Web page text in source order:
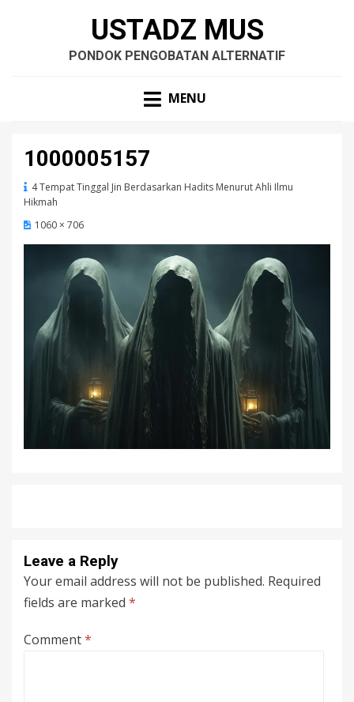
USTADZ MUS
PONDOK PENGOBATAN ALTERNATIF
MENU
1000005157
4 Tempat Tinggal Jin Berdasarkan Hadits Menurut Ahli Ilmu
Hikmah
1060 × 706
Leave a Reply
Your email address will not be published. Required
fields are marked *
Comment*